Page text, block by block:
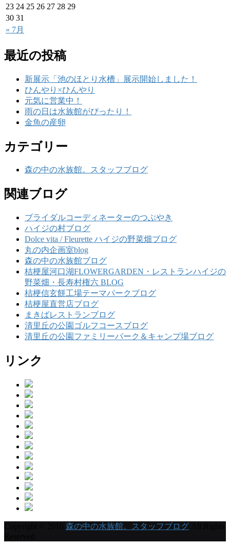
« 7月
23 24 25 26 27 28 29
30 31
最近の投稿
新展示「池のほとり水槽」展示開始しました！
ひんやり×ひんやり
元気に営業中！
雨の日は水族館がぴったり！
金魚の産卵
カテゴリー
森の中の水族館。スタッフブログ
関連ブログ
ブライダルコーディネーターのつぶやき
ハイジの村ブログ
Dolce vita / Fleurette ハイジの野菜畑ブログ
丸の内企画室blog
森の中の水族館ブログ
桔梗屋河口湖FLOWERGARDEN・レストランハイジの
野菜畑・長寿村権六 BLOG
桔梗信玄餅工場テーマパークブログ
桔梗屋直営店ブログ
まきばレストランブログ
清里丘の公園ゴルフコースブログ
清里丘の公園ファミリーパーク＆キャンプ場ブログ
リンク
森の中の水族館。スタッフブログ